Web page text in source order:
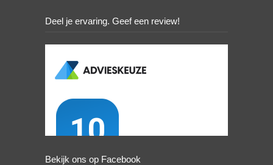
Deel je ervaring. Geef een review!
Bekijk ons op Facebook